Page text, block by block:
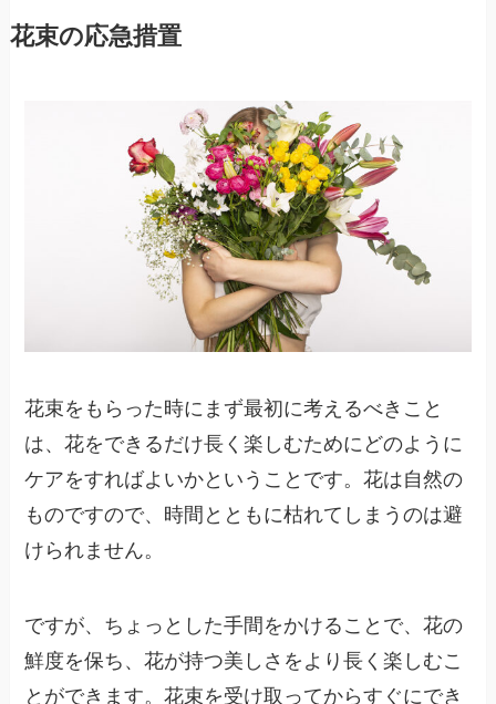
花束の応急措置
花束をもらった時にまず最初に考えるべきこと
は、花をできるだけ長く楽しむためにどのように
ケアをすればよいかということです。花は自然の
ものですので、時間とともに枯れてしまうのは避
けられません。
ですが、ちょっとした手間をかけることで、花の
鮮度を保ち、花が持つ美しさをより長く楽しむこ
とができます。花束を受け取ってからすぐにでき